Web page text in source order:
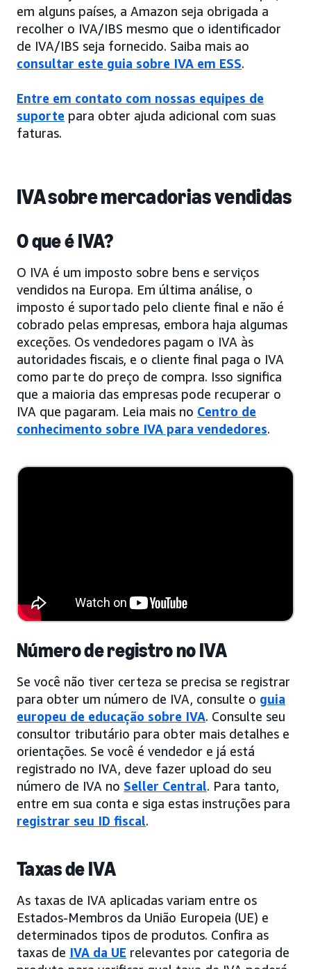
em alguns países, a Amazon seja obrigada a
recolher o IVA/IBS mesmo que o identificador
de IVA/IBS seja fornecido. Saiba mais ao
consultar este guia sobre IVA em ESS.
Entre em contato com nossas equipes de
suporte para obter ajuda adicional com suas
faturas.
IVA sobre mercadorias vendidas
O que é IVA?
O IVA é um imposto sobre bens e serviços
vendidos na Europa. Em última análise, o
imposto é suportado pelo cliente final e não é
cobrado pelas empresas, embora haja algumas
exceções. Os vendedores pagam o IVA às
autoridades fiscais, e o cliente final paga o IVA
como parte do preço de compra. Isso significa
que a maioria das empresas pode recuperar o
IVA que pagaram. Leia mais no Centro de
conhecimento sobre IVA para vendedores.
Número de registro no IVA
Se você não tiver certeza se precisa se registrar
para obter um número de IVA, consulte o guia
europeu de educação sobre IVA. Consulte seu
consultor tributário para obter mais detalhes e
orientações. Se você é vendedor e já está
registrado no IVA, deve fazer upload do seu
número de IVA no Seller Central. Para tanto,
entre em sua conta e siga estas instruções para
registrar seu ID fiscal.
Taxas de IVA
As taxas de IVA aplicadas variam entre os
Estados-Membros da União Europeia (UE) e
determinados tipos de produtos. Confira as
taxas de IVA da UE relevantes por categoria de